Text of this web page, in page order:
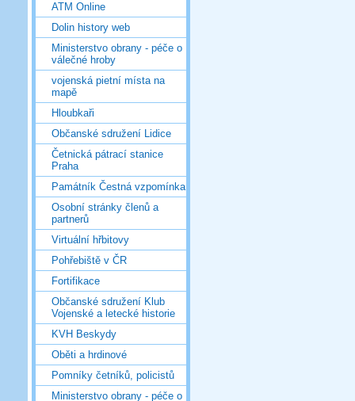
ATM Online
Dolin history web
Ministerstvo obrany - péče o
válečné hroby
vojenská pietní místa na
mapě
Hloubkaři
Občanské sdružení Lidice
Četnická pátrací stanice
Praha
Památník Čestná vzpomínka
Osobní stránky členů a
partnerů
Virtuální hřbitovy
Pohřebiště v ČR
Fortifikace
Občanské sdružení Klub
Vojenské a letecké historie
KVH Beskydy
Oběti a hrdinové
Pomníky četníků, policistů
Ministerstvo obrany - péče o